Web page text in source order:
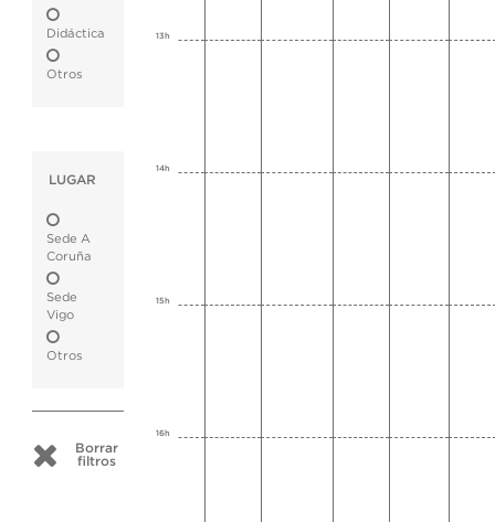
Didáctica
Otros
LUGAR
Sede A
Coruña
Sede
Vigo
Otros
Borrar
filtros
13h
14h
15h
16h